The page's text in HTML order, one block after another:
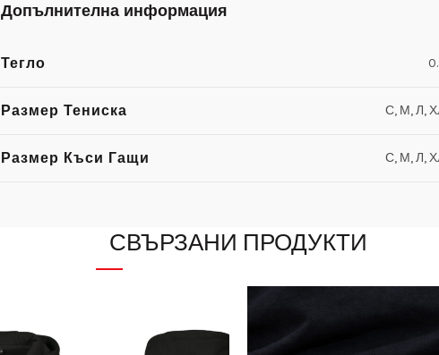
Допълнителна информация
Тегло
Размер Тениска С, М, Л,
Размер Къси Гащи С, М, Л,
СВЪРЗАНИ ПРОДУКТИ